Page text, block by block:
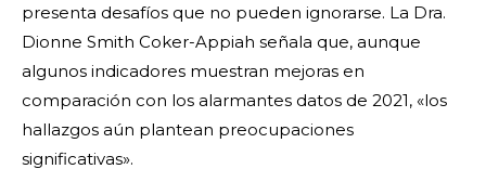
presenta desafíos que no pueden ignorarse. La Dra.
Dionne Smith Coker-Appiah señala que, aunque
algunos indicadores muestran mejoras en
comparación con los alarmantes datos de 2021, «los
hallazgos aún plantean preocupaciones
significativas».